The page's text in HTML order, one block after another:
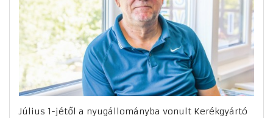
Július 1-jétől a nyugállományba vonult Kerékgyártó